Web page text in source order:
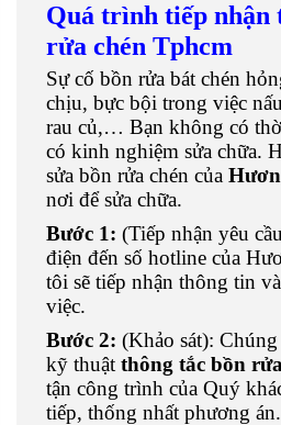
Quá trình tiếp nhận
rửa chén Tphcm
Sự cố bồn rửa bát chén
chịu, bực bội trong việc
rau củ,… Bạn không có
có kinh nghiệm sửa chữa.
sửa bồn rửa chén của
nơi để sửa chữa.
Bước 1: (Tiếp nhận yêu
điện đến số hotline của
tôi sẽ tiếp nhận thông tin
việc.
Bước 2: (Khảo sát):
kỹ thuật thông tắc bồn
tận công trình của Quý
tiếp, thống nhất phương án.